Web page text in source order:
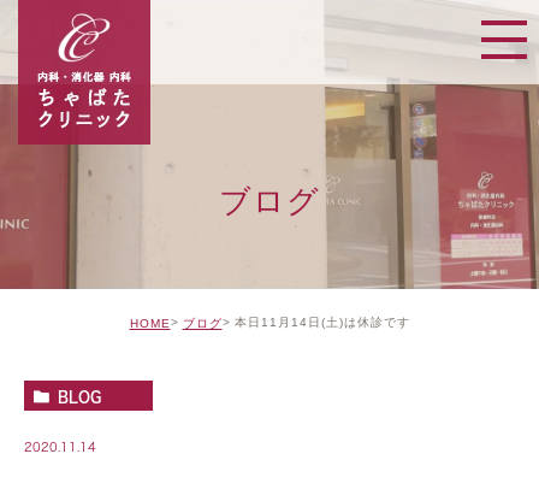
ブログ
HOME ブログ 本日11月14日(土)は休診です
BLOG
2020.11.14